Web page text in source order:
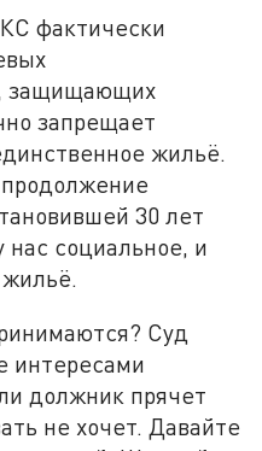
фактически
защищающих
запрещает
жильё.
30 лет
нас социальное, и
Суд
интересами
должник прячет
не хочет. Давайте